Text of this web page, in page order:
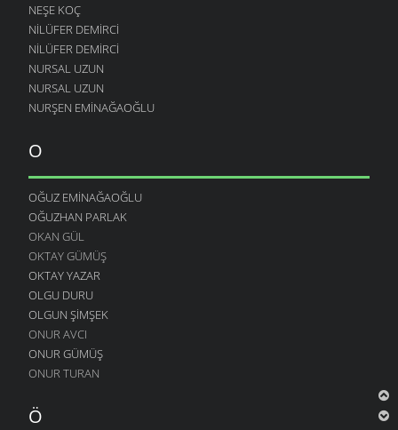
NEŞE KOÇ
NILÜFER DEMIRCI
NILÜFER DEMIRCI
NURSAL UZUN
NURSAL UZUN
NURŞEN EMINAĞAOĞLU
O
OĞUZ EMINAĞAOĞLU
OĞUZHAN PARLAK
OKAN GÜL
OKTAY GÜMÜŞ
OKTAY YAZAR
OLGU DURU
OLGUN ŞIMŞEK
ONUR AVCI
ONUR GÜMÜŞ
ONUR TURAN
Ö